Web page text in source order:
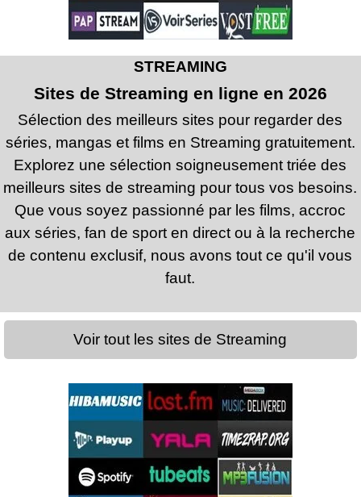
STREAMING
Sites de Streaming en ligne en 2026
Sélection des meilleurs sites pour regarder des
séries, mangas et films en Streaming gratuitement.
Explorez une sélection soigneusement triée des
meilleurs sites de streaming pour tous vos besoins.
Que vous soyez passionné par les films, accroc
aux séries, fan de sport en direct ou à la recherche
de contenu exclusif, nous avons tout ce qu'il vous
faut.
Voir tout les sites de Streaming